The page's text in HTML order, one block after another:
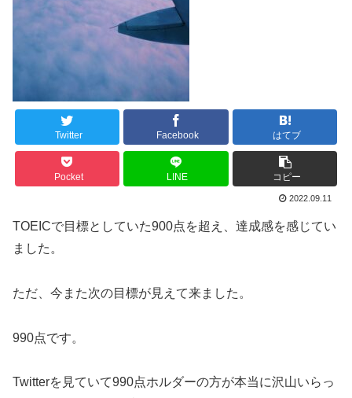
Twitter Facebook はてブ
Pocket LINE コピー
2022.09.11
TOEICで目標としていた900点を超え、達成感を感じてい
ました。
ただ、今また次の目標が見えて来ました。
990点です。
Twitterを見ていて990点ホルダーの方が本当に沢山いらっ